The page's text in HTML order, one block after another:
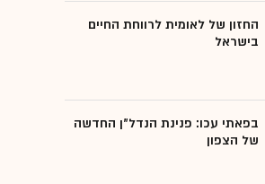
החזון של לאומית לרווחת החיים
בישראל
בפאתי עכו: פנינת הנדל"ן החדשה
של הצפון